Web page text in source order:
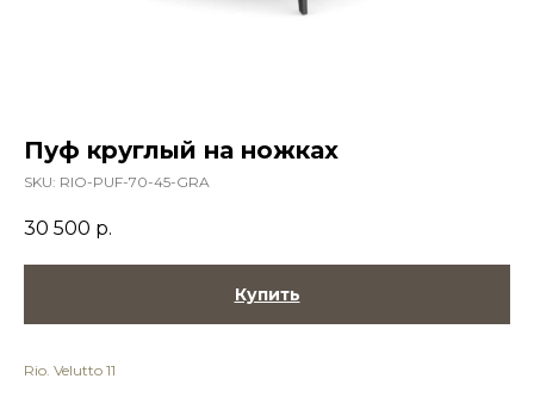
Пуф круглый на ножках
SKU: RIO-PUF-70-45-GRA
30 500 р.
Купить
Rio. Velutto 11